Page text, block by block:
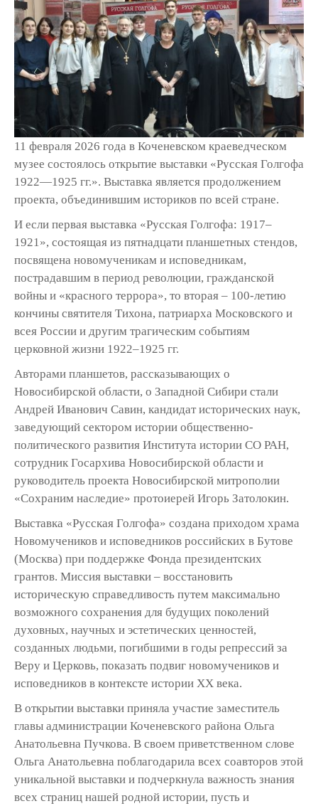
11 февраля 2026 года в Коченевском краеведческом
музее состоялось открытие выставки «Русская Голгофа
1922—1925 гг.». Выставка является продолжением
проекта, объединившим историков по всей стране.
И если первая выставка «Русская Голгофа: 1917–
1921», состоящая из пятнадцати планшетных стендов,
посвящена новомученикам и исповедникам,
пострадавшим в период революции, гражданской
войны и «красного террора», то вторая – 100-летию
кончины святителя Тихона, патриарха Московского и
всея России и другим трагическим событиям
церковной жизни 1922–1925 гг.
Авторами планшетов, рассказывающих о
Новосибирской области, о Западной Сибири стали
Андрей Иванович Савин, кандидат исторических наук,
заведующий сектором истории общественно-
политического развития Института истории СО РАН,
сотрудник Госархива Новосибирской области и
руководитель проекта Новосибирской митрополии
«Сохраним наследие» протоиерей Игорь Затолокин.
Выставка «Русская Голгофа» создана приходом храма
Новомучеников и исповедников российских в Бутове
(Москва) при поддержке Фонда президентских
грантов. Миссия выставки – восстановить
историческую справедливость путем максимально
возможного сохранения для будущих поколений
духовных, научных и эстетических ценностей,
созданных людьми, погибшими в годы репрессий за
Веру и Церковь, показать подвиг новомучеников и
исповедников в контексте истории ХХ века.
В открытии выставки приняла участие заместитель
главы администрации Коченевского района Ольга
Анатольевна Пучкова. В своем приветственном слове
Ольга Анатольевна поблагодарила всех соавторов этой
уникальной выставки и подчеркнула важность знания
всех страниц нашей родной истории, пусть и